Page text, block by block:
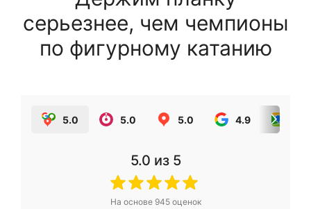
серьезнее, чем чемпионы
по фигурному катанию
5.0 5.0 5.0 4.9
5.0 из 5
На основе 945оценок